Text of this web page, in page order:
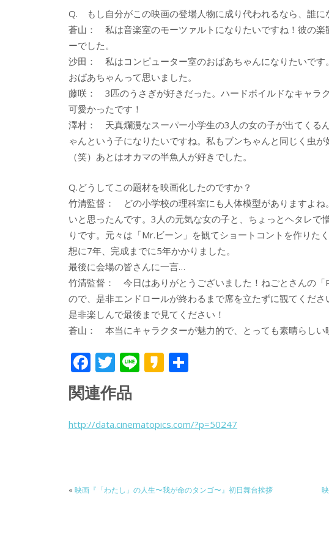
Q. もし自分がこの映画の登場人物に成り代われるなら、誰に
蒼山： 私は音楽室のモーツァルトになりたいですね！彼の楽
ーでした。
沙田： 私はコンピューター室のおばあちゃんになりたいです
おばあちゃんって思いました。
藤咲： 3匹のうさぎが好きだった。ハードボイルドなキャラ
可愛かったです！
澤村： 天真爛漫なスーパー小学生の3人の女の子が出てくる
ゃんという子になりたいですね。私もブンちゃんと同じく虫
（笑）あとはオカマの半魚人が好きでした。
Q.どうしてこの題材を映画化したのですか？
竹清監督： どの小学校の理科室にも人体模型がありますよね
いと思ったんです。3人の元気な女の子と、ちょっとヘタレで
りです。元々は「Mr.ビーン」を観てショートコントを作りた
想に7年、完成までに5年かかりました。
最後に会場の皆さんに一言…
竹清監督： 今日はありがとうございました！ねごとさんの「
ので、是非エンドロールが終わるまで席を立たずに観てくだ
是非楽しんで最後まで見てください！
蒼山： 本当にキャラクターが魅力的で、とっても素晴らしい
F
ac
e
b
k
T
w
itt
er
Li K
a
関連作品
http://data.cinematopics.com/?p=50247
« 映画『「わたし」の人生〜我が命のタンゴ〜』初日舞台挨拶